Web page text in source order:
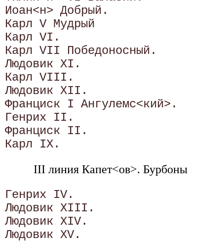
Иоан<н> Добрый.
Карл V Мудрый
Карл VI.
Карл VII Победоносный.
Людовик XI.
Карл VIII.
Людовик XII.
Франциск I Ангулемс<кий>.
Генрих II.
Франциск II.
III линия Капет<ов>. Бурбоны
Генрих IV.
Людовик XIII.
Людовик XIV.
Людовик XV.